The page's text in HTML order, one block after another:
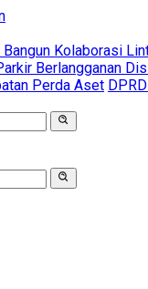
Kolaborasi
Berlangganan
Perda Aset